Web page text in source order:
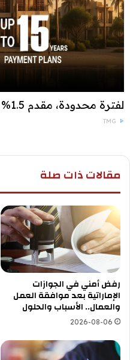
لفترة محدودة، مقدم 1.5% وتقسيط حتى 15 سنة
TMG
مقالات ذات صلة
رفض أمني في الجوازات
الإماراتية بعد موافقة العمل
والعمال.. الأسباب والحلول
2026-08-06